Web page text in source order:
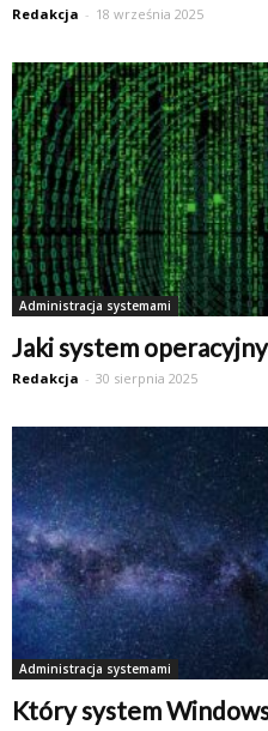
Redakcja - 18 września 2025
Administracja systemami
Jaki system
Redakcja - 30 sierpnia 2025
Administracja systemami
Który system